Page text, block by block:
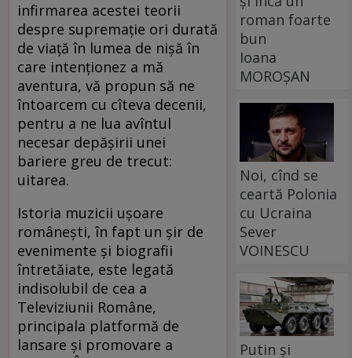
infirmarea acestei teorii
despre supremaţie ori durată
de viaţă în lumea de nişă în
care intenţionez a mă
aventura, vă propun să ne
întoarcem cu cîteva decenii,
pentru a ne lua avîntul
necesar depăşirii unei
bariere greu de trecut:
uitarea.
Istoria muzicii uşoare
româneşti, în fapt un şir de
evenimente şi biografii
întretăiate, este legată
indisolubil de cea a
Televiziunii Române,
principala platformă de
lansare şi promovare a
roman foarte
bun
Ioana
MOROȘAN
Noi, cînd se
ceartă Polonia
cu Ucraina
Sever
VOINESCU
Putin și